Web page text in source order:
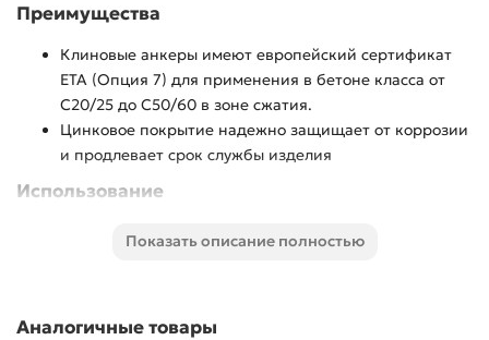
Преимущества
Клиновые анкеры имеют европейский сертификат
ЕТА (Опция 7) для применения в бетоне класса от
С20/25 до С50/60 в зоне сжатия.
Цинковое покрытие надежно защищает от коррозии
и продлевает срок службы изделия
Использование
Для крепления различных конструкций к поверхностям из
Показать описание полностью
Аналогичные товары